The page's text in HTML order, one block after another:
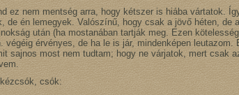
ez nem mentség arra, hogy kétszer is hiába vártatok.
de én lemegyek. Valószínű, hogy csak a jövő héten, de
után (ha mostanában tartják meg. Ezen
végéig érvényes, de ha le is jár, mindenképen leutazom.
sajnos most nem tudtam; hogy ne várjatok, mert csak
csók: